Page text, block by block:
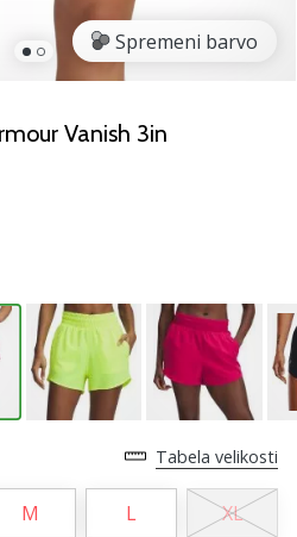
Spremeni barvo
Vanish 3in
Tabela velikosti
M L XL